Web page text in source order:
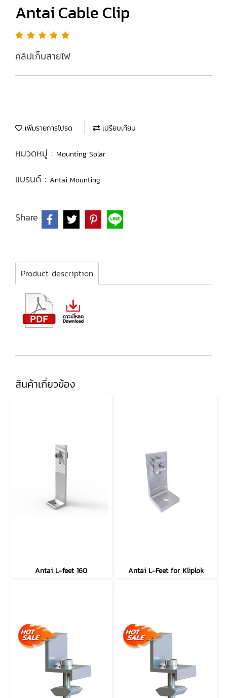
Antai Cable Clip
คลิปเก็บสายไฟ
เพิ่มรายการโปรด เปรียบเทียบ
หมวดหมู่ : Mounting Solar
แบรนด์ : Antai Mounting
Share
Product description
สินค้าเกี่ยวข้อง
Antai L-feet 160 Antai L-Feet for Kliplok